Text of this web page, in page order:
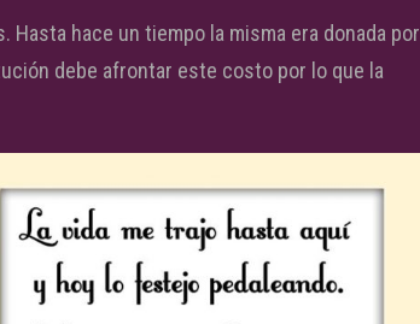
hace un tiempo la misma era donada por
debe afrontar este costo por lo que la